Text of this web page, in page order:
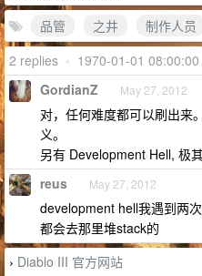
品管
之井
制作人员
2 replies • 1970-01-01
GordianZ May 27, 2012
对，任何难度都可以刷出来
义。
另有 Development Hell, 极其
reus May 27, 2012
development hell我遇到两
都会去那里堆stack的
› Diablo III 官方网站